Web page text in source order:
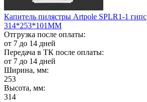
Капитель пилястры Artpole SPLR1-1 гипс
314*253*101ММ
Отгрузка после оплаты:
от 7 до 14 дней
Передача в ТК после оплаты:
от 7 до 14 дней
Ширина, мм:
253
Высота, мм:
314